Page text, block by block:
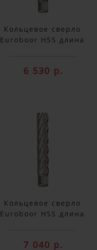
Кольцевое сверло
Euroboor HSS длина
6 530 р.
Кольцевое сверло
Euroboor HSS длина
7 040 р.